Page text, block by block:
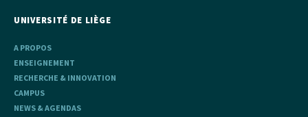
UNIVERSITÉ DE LIÈGE
A PROPOS
ENSEIGNEMENT
RECHERCHE & INNOVATION
CAMPUS
NEWS & AGENDAS